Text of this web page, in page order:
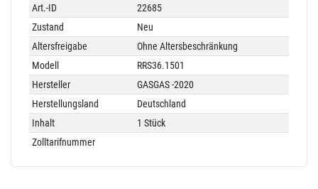
Technisches
Merkmal
Wert
Art.-ID
22685
Zustand
Neu
Altersfreigabe
Ohne Altersbeschränkung
Modell
RRS36.1501
Hersteller
GASGAS -2020
Herstellungsland
Deutschland
Inhalt
1 Stück
Zolltarifnummer